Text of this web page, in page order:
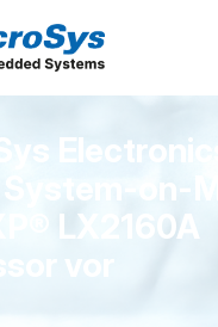
System-on-
LX2160A
vor